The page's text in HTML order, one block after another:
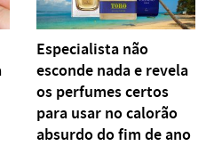
Especialista não
esconde nada e revela
os perfumes certos
para usar no calorão
absurdo do fim de ano